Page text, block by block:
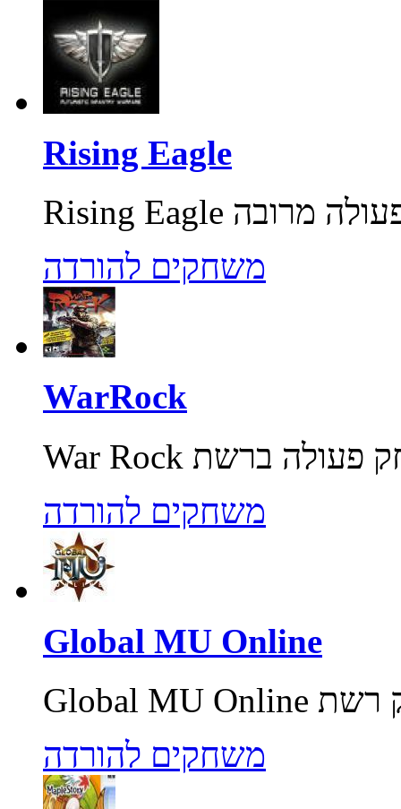
Rising Eagle
משחקים להורדה
WarRock
משחקים להורדה
Global MU Online
משחקים להורדה